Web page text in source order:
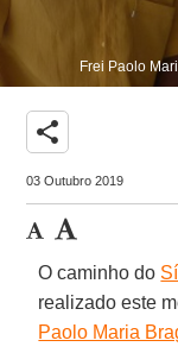
Frei Paolo
share
03 Outubro 2019
O caminho do
realizado este
Paolo Maria